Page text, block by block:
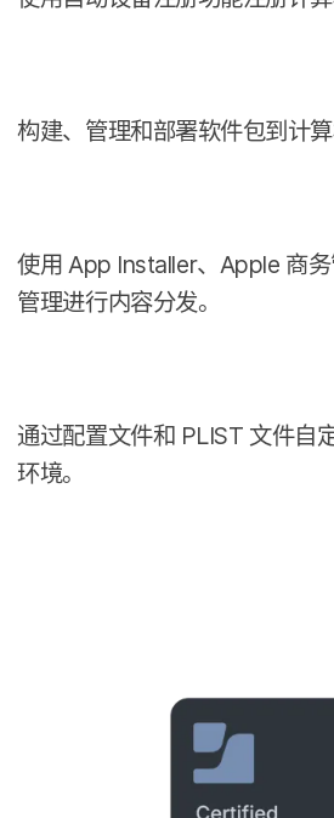
构建、​管理​和​部署​软件​包到​计算
使用 App Installer、 Apple 商
管理​进行​内容​分发。
通过​配置​文件​和 PLIST 文件​自
环境。